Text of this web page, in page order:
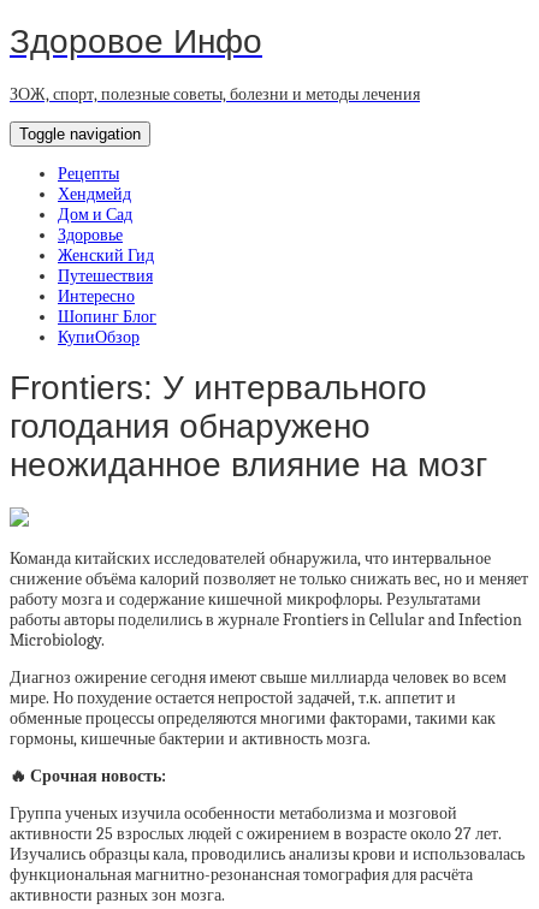
Здоровое Инфо
ЗОЖ, спорт, полезные советы, болезни и методы лечения
Toggle navigation
Рецепты
Хендмейд
Дом и Сад
Здоровье
Женский Гид
Путешествия
Интересно
Шопинг Блог
КупиОбзор
Frontiers: У интервального
голодания обнаружено
неожиданное влияние на мозг
Команда китайских исследователей обнаружила, что интервальное
снижение объёма калорий позволяет не только снижать вес, но и меняет
работу мозга и содержание кишечной микрофлоры. Результатами
работы авторы поделились в журнале Frontiers in Cellular and Infection
Microbiology.
Диагноз ожирение сегодня имеют свыше миллиарда человек во всем
мире. Но похудение остается непростой задачей, т.к. аппетит и
обменные процессы определяются многими факторами, такими как
гормоны, кишечные бактерии и активность мозга.
🔥 Срочная новость:
Группа ученых изучила особенности метаболизма и мозговой
активности 25 взрослых людей с ожирением в возрасте около 27 лет.
Изучались образцы кала, проводились анализы крови и использовалась
функциональная магнитно-резонансная томография для расчёта
активности разных зон мозга.